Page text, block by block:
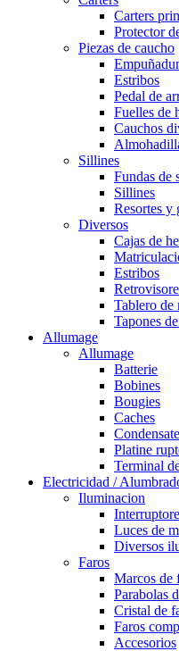
Carters
Protector
Piezas de caucho
Estribos
Pedal de
Fuelles de
Cauchos
Sillines
Fundas de
Sillines
Resortes y
Diversos
Cajas de
Estribos
Tablero de
Tapones
Allumage
Allumage
Batterie
Bobines
Bougies
Caches
Platine
Terminal
Electricidad /
Iluminacion
Luces de
Diversos
Faros
Marcos de
Parabolas
Cristal de
Faros
Accesorios